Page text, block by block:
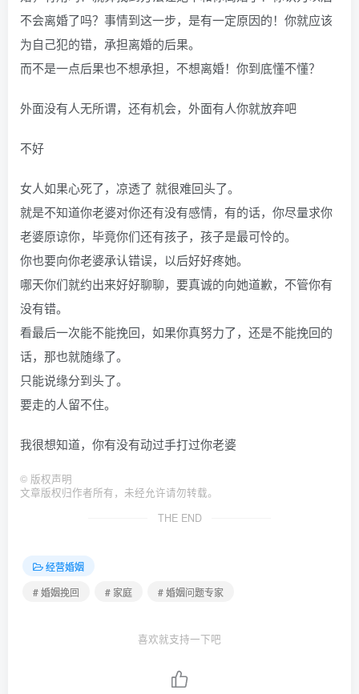
不会离婚了吗？事情到这一步，是有一定原因的！你就应该
为自己犯的错，承担离婚的后果。
而不是一点后果也不想承担，不想离婚！你到底懂不懂？
外面没有人无所谓，还有机会，外面有人你就放弃吧
不好
女人如果心死了，凉透了 就很难回头了。
就是不知道你老婆对你还有没有感情，有的话，你尽量求你
老婆原谅你，毕竟你们还有孩子，孩子是最可怜的。
你也要向你老婆承认错误，以后好好疼她。
哪天你们就约出来好好聊聊，要真诚的向她道歉，不管你有
没有错。
看最后一次能不能挽回，如果你真努力了，还是不能挽回的
话，那也就随缘了。
只能说缘分到头了。
要走的人留不住。
我很想知道，你有没有动过手打过你老婆
© 版权声明
文章版权归作者所有，未经允许请勿转载。
THE END
经营婚姻
# 婚姻挽回
# 家庭 # 婚姻问题专家
喜欢就支持一下吧